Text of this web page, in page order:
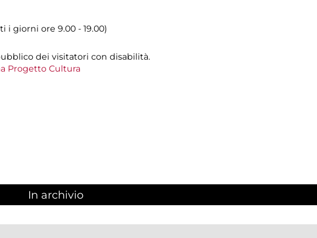
i giorni ore 9.00 - 19.00)
dei visitatori con disabilità.
Progetto Cultura
In archivio